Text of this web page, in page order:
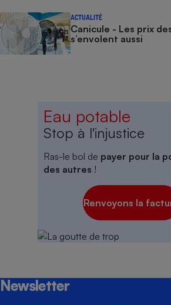
ACTUALITÉ
Canicule - Les prix
s’envolent aussi
Eau potable
Stop à l'injustice
Ras-le bol de payer pour la
des autres !
Renvoyons la
Newsletter